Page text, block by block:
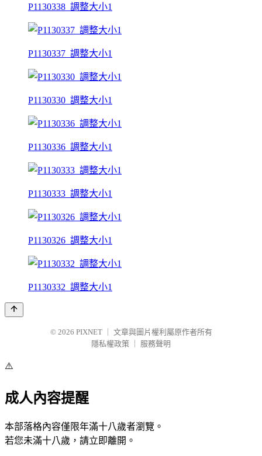
P1130338_調整大小1
P1130337_調整大小1
P1130330_調整大小1
P1130336_調整大小1
P1130333_調整大小1
P1130326_調整大小1
P1130332_調整大小1
© 2026 PIXNET
文章與圖片權利屬原作者所有
隱私權政策
服務聲明
⚠️
成人內容提醒
本部落格內容僅限年滿十八歲者瀏覽。
若您未滿十八歲，請立即離開。